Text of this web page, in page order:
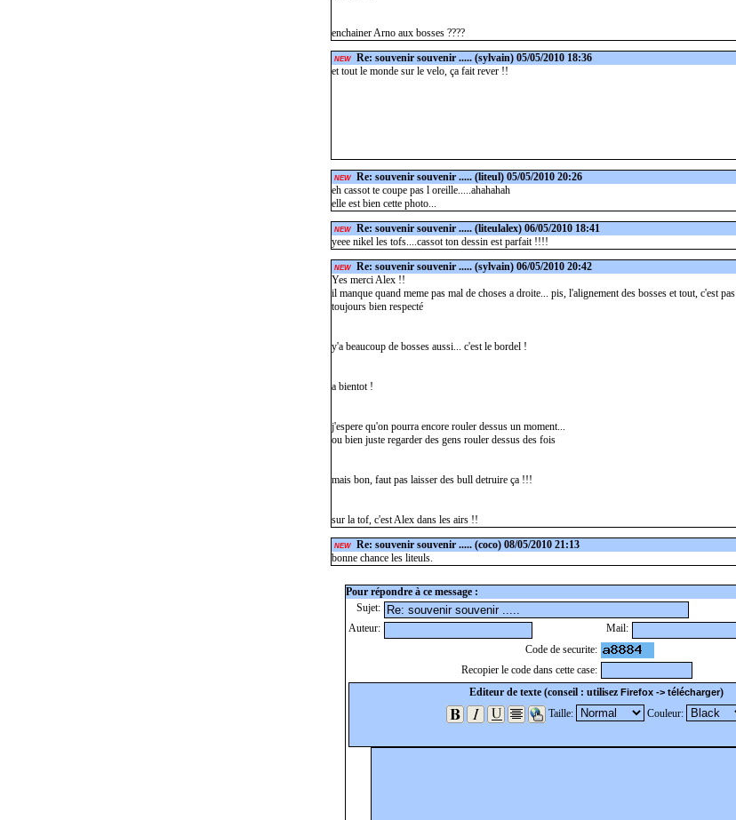
enchainer Arno aux bosses ????
NEW Re: souvenir souvenir ..... (sylvain) 05/05/2010 18:36
et tout le monde sur le velo, ça fait rever !!
NEW Re: souvenir souvenir ..... (liteul) 05/05/2010 20:26
eh cassot te coupe pas l oreille.....ahahahah
elle est bien cette photo...
NEW Re: souvenir souvenir ..... (liteulalex) 06/05/2010 18:41
yeee nikel les tofs....cassot ton dessin est parfait !!!!
NEW Re: souvenir souvenir ..... (sylvain) 06/05/2010 20:42
Yes merci Alex !!
il manque quand meme pas mal de choses a droite... pis, l'alignement des bosses et tout, c'est pas
toujours bien respecté
y'a beaucoup de bosses aussi... c'est le bordel !
a bientot !
j'espere qu'on pourra encore rouler dessus un moment...
ou bien juste regarder des gens rouler dessus des fois
mais bon, faut pas laisser des bull detruire ça !!!
sur la tof, c'est Alex dans les airs !!
NEW Re: souvenir souvenir ..... (coco) 08/05/2010 21:13
bonne chance les liteuls.
Pour répondre à ce message :
Sujet:
Auteur:
Mail:
Code de securite:
Recopier le code dans cette case:
Editeur de texte (conseil : utilisez Firefox -> télécharger)
Taille:
Couleur: